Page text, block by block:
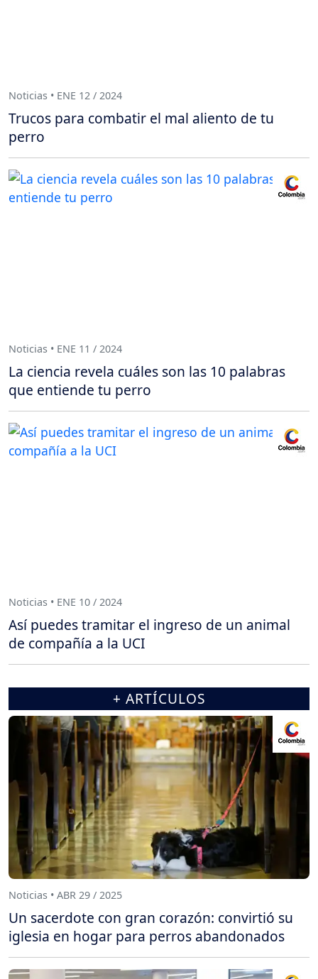
Noticias • ENE 12 / 2024
Trucos para combatir el mal aliento de tu
perro
Noticias • ENE 11 / 2024
La ciencia revela cuáles son las 10 palabras
que entiende tu perro
Noticias • ENE 10 / 2024
Así puedes tramitar el ingreso de un animal
de compañía a la UCI
+ ARTÍCULOS
Noticias • ABR 29 / 2025
Un sacerdote con gran corazón: convirtió su
iglesia en hogar para perros abandonados